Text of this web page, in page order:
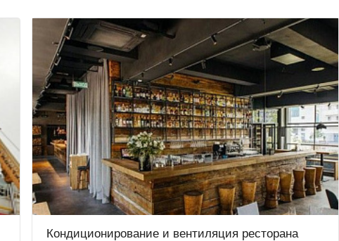
Кондиционирование и вентиляция ресторана